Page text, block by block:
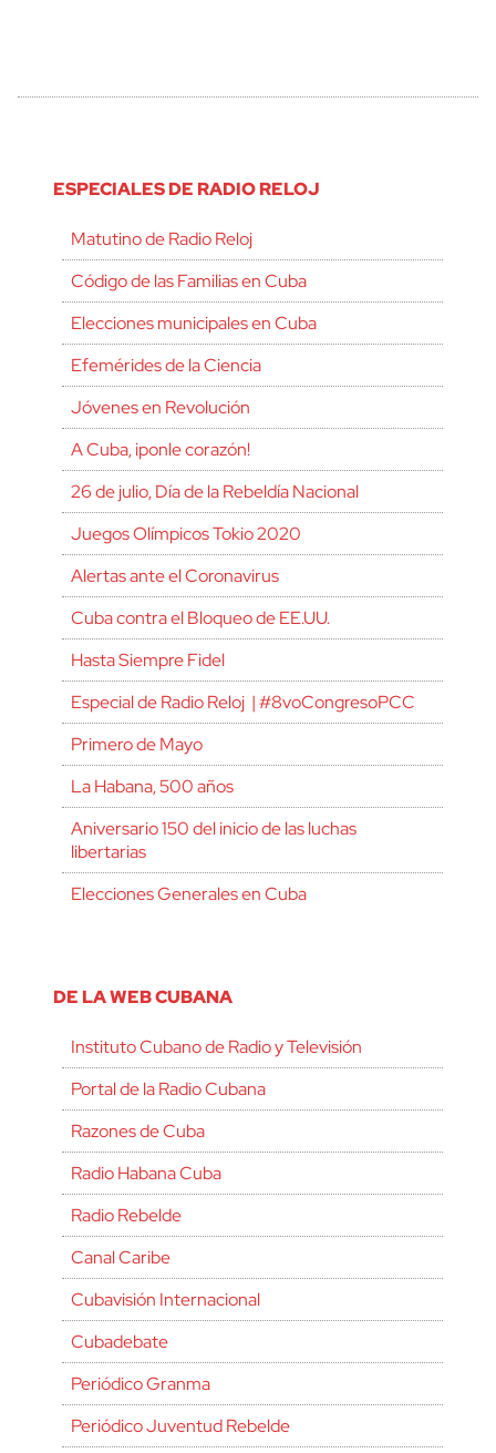
ESPECIALES DE RADIO RELOJ
Matutino de Radio Reloj
Código de las Familias en Cuba
Elecciones municipales en Cuba
Efemérides de la Ciencia
Jóvenes en Revolución
A Cuba, ¡ponle corazón!
26 de julio, Día de la Rebeldía Nacional
Juegos Olímpicos Tokio 2020
Alertas ante el Coronavirus
Cuba contra el Bloqueo de EE.UU.
Hasta Siempre Fidel
Especial de Radio Reloj | #8voCongresoPCC
Primero de Mayo
La Habana, 500 años
Aniversario 150 del inicio de las luchas
libertarias
Elecciones Generales en Cuba
DE LA WEB CUBANA
Instituto Cubano de Radio y Televisión
Portal de la Radio Cubana
Razones de Cuba
Radio Habana Cuba
Radio Rebelde
Canal Caribe
Cubavisión Internacional
Cubadebate
Periódico Granma
Periódico Juventud Rebelde